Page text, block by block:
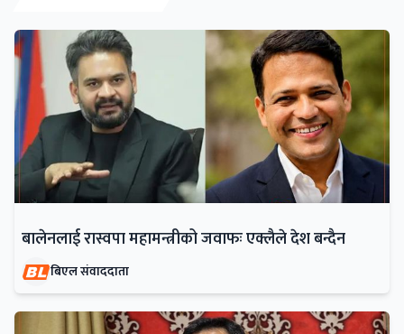
बालेनलाई रास्वपा महामन्त्रीको जवाफः एक्लैले देश बन्दैन
बिएल संवाददाता